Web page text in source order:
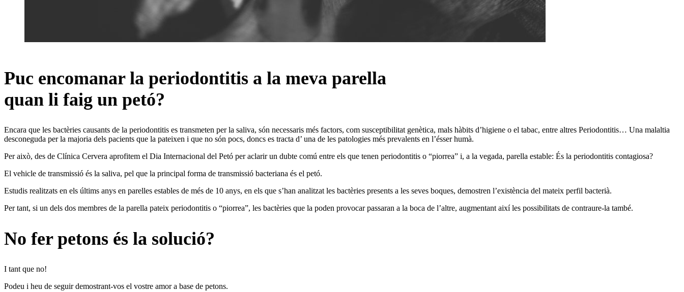
Puc encomanar la periodontitis a la meva parella
quan li faig un petó?
Encara que les bactèries causants de la periodontitis es transmeten per la saliva, són necessaris més factors, com susceptibilitat genètica, mals hàbits d’higiene o el tabac, entre altres Periodontitis… Una malaltia
desconeguda per la majoria dels pacients que la pateixen i que no són pocs, doncs es tracta d’ una de les patologies més prevalents en l’ésser humà.
Per això, des de Clínica Cervera aprofitem el Dia Internacional del Petó per aclarir un dubte comú entre els que tenen periodontitis o “piorrea” i, a la vegada, parella estable: És la periodontitis contagiosa?
El vehicle de transmissió és la saliva, pel que la principal forma de transmissió bacteriana és el petó.
Estudis realitzats en els últims anys en parelles estables de més de 10 anys, en els que s’han analitzat les bactèries presents a les seves boques, demostren l’existència del mateix perfil bacterià.
Per tant, si un dels dos membres de la parella pateix periodontitis o “piorrea”, les bactèries que la poden provocar passaran a la boca de l’altre, augmentant així les possibilitats de contraure-la també.
No fer petons és la solució?
I tant que no!
Podeu i heu de seguir demostrant-vos el vostre amor a base de petons.